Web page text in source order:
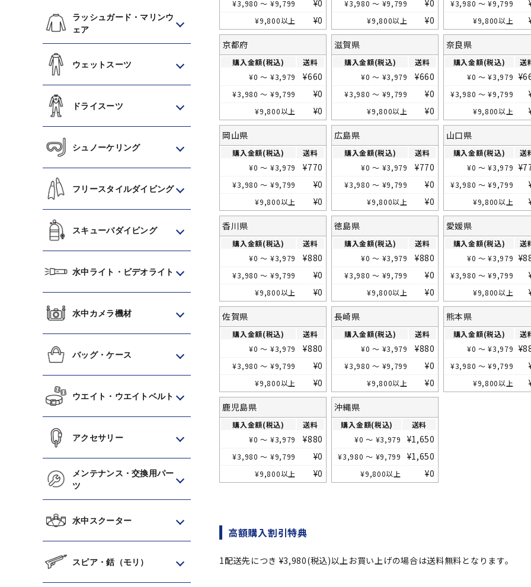
ラッシュガード・マリンウ
ェア
ウェットスーツ
ドライスーツ
シュノーケリング
フリースタイルダイビング
スキューバダイビング
水中ライト・ビデオライト
水中カメラ機材
バッグ・ケース
ウエイト・ウエイトベルト
アクセサリー
メンテナンス・交換用パー
ツ
水中スクーター
スピア・銛（モリ）
¥3,980 ～ ¥9,799 ¥0
¥9,800以上 ¥0
¥3,980 ～ ¥9,799 ¥0
¥9,800以上 ¥0
¥3,980 ～ ¥9,799
¥9,800以上
京都府
購入金額(税込)
送料
¥0 ～ ¥3,979 ¥660
¥3,980 ～ ¥9,799 ¥0
¥9,800以上 ¥0
滋賀県
購入金額(税込)
送料
¥0 ～ ¥3,979 ¥660
¥3,980 ～ ¥9,799 ¥0
¥9,800以上 ¥0
奈良県
購入金額(税込)
送
¥0 ～ ¥3,979 ¥
¥3,980 ～ ¥9,799
¥9,800以上
岡山県
購入金額(税込)
送料
¥0 ～ ¥3,979 ¥770
¥3,980 ～ ¥9,799 ¥0
¥9,800以上 ¥0
広島県
購入金額(税込)
送料
¥0 ～ ¥3,979 ¥770
¥3,980 ～ ¥9,799 ¥0
¥9,800以上 ¥0
山口県
購入金額(税込)
送
¥0 ～ ¥3,979 ¥
¥3,980 ～ ¥9,799
¥9,800以上
香川県
購入金額(税込)
送料
¥0 ～ ¥3,979 ¥880
¥3,980 ～ ¥9,799 ¥0
¥9,800以上 ¥0
徳島県
購入金額(税込)
送料
¥0 ～ ¥3,979 ¥880
¥3,980 ～ ¥9,799 ¥0
¥9,800以上 ¥0
愛媛県
購入金額(税込)
送
¥0 ～ ¥3,979 ¥
¥3,980 ～ ¥9,799
¥9,800以上
佐賀県
購入金額(税込)
送料
¥0 ～ ¥3,979 ¥880
¥3,980 ～ ¥9,799 ¥0
¥9,800以上 ¥0
長崎県
購入金額(税込)
送料
¥0 ～ ¥3,979 ¥880
¥3,980 ～ ¥9,799 ¥0
¥9,800以上 ¥0
熊本県
購入金額(税込)
送
¥0 ～ ¥3,979 ¥
¥3,980 ～ ¥9,799
¥9,800以上
鹿児島県
購入金額(税込)
送料
¥0 ～ ¥3,979 ¥880
¥3,980 ～ ¥9,799 ¥0
¥9,800以上 ¥0
沖縄県
購入金額(税込)
送料
¥0 ～ ¥3,979 ¥1,650
¥3,980 ～ ¥9,799 ¥1,650
¥9,800以上 ¥0
高額購入割引特典
1配送先につき ¥3,980(税込)以上お買い上げの場合は送料無料となります。